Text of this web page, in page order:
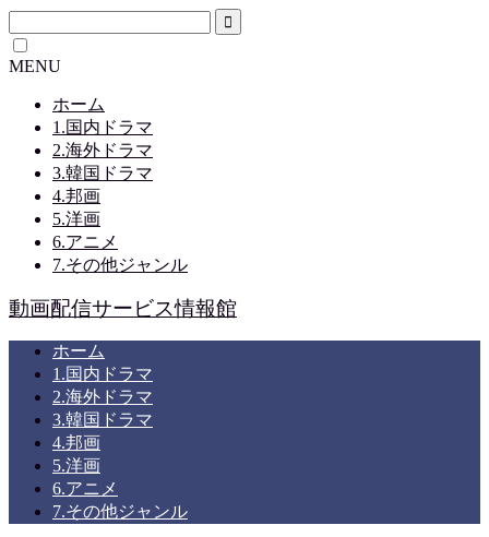
MENU
ホーム
1.国内ドラマ
2.海外ドラマ
3.韓国ドラマ
4.邦画
5.洋画
6.アニメ
7.その他ジャンル
動画配信サービス情報館
ホーム
1.国内ドラマ
2.海外ドラマ
3.韓国ドラマ
4.邦画
5.洋画
6.アニメ
7.その他ジャンル